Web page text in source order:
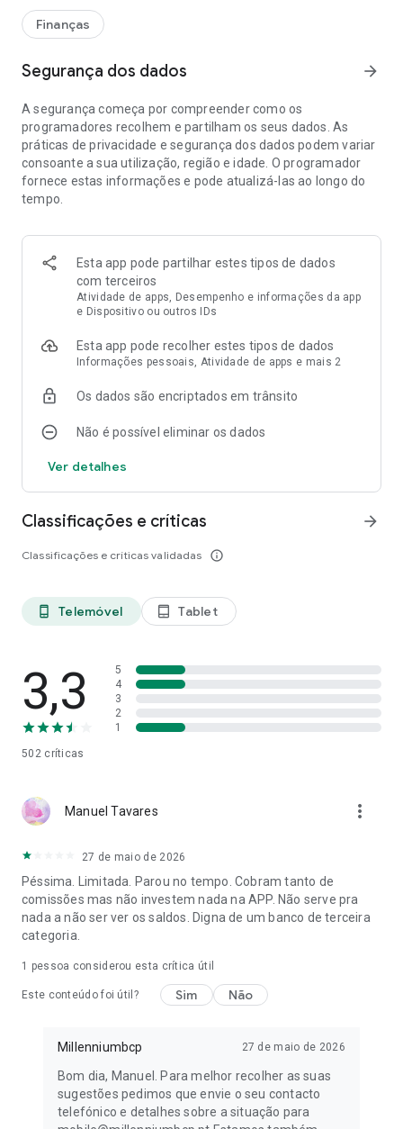
Cartões com possibilidade de aplicação de filtros
- Fazer transferências normais e imediatas em EUR, com ou
- Fazer pagamentos de serviços MB, impostos, Taxa Social
- Autorizar operações (individuais ou múltiplas)
Outras funcionalidades:
Visualização e exportação de extratos por conta
Obtenção de comprovativos após a realização das operações
na App
Autenticação segura de transações com origem em sites de
comércio eletrónico
Localização de Sucursais
Definição de Idioma, Pin e Biometria para acesso
e sugestões para empresas@millenniumbcp.pt com a
designação App M Empresas no assunto.
Finanças
Segurança dos dados arrow_forward
A segurança começa por compreender como os
programadores recolhem e partilham os seus dados. As
práticas de privacidade e segurança dos dados podem variar
consoante a sua utilização, região e idade. O programador
fornece estas informações e pode atualizá-las ao longo do
tempo.
Esta app pode partilhar estes tipos de dados
com terceiros
Atividade de apps, Desempenho e informações da app
e Dispositivo ou outros IDs
Esta app pode recolher estes tipos de dados
Informações pessoais, Atividade de apps e mais 2
Os dados são encriptados em trânsito
Não é possível eliminar os dados
Ver detalhes
Classificações e críticas
Classificações e críticas validadas info_outline
arrow_forward
phone_android Telemóvel tablet_android Tablet
3,3
502críticas
5
4
3
2
1
Manuel Tavares more_vert
27 de maio de 2026
Péssima. Limitada. Parou no tempo. Cobram tanto de
comissões mas não investem nada na APP. Não serve pra
nada a não ser ver os saldos. Digna de um banco de terceira
categoria.
1 pessoa considerou esta crítica útil
Este conteúdo foi útil? Sim Não
Millenniumbcp 27 de maio de 2026
Bom dia, Manuel. Para melhor recolher as suas
sugestões pedimos que envie o seu contacto
telefónico e detalhes sobre a situação para